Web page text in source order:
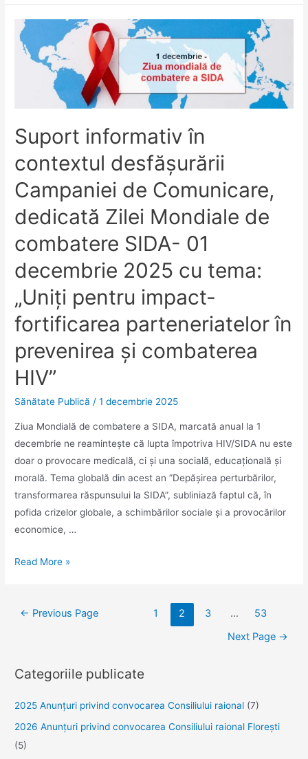
Suport informativ în
contextul desfășurării
Campaniei de Comunicare,
dedicată Zilei Mondiale de
combatere SIDA- 01
decembrie 2025 cu tema:
„Uniți pentru impact-
fortificarea parteneriatelor în
prevenirea și combaterea
HIV”
Sănătate Publică /1 decembrie 2025
Ziua Mondială de combatere a SIDA, marcată anual la 1
decembrie ne reamintește că lupta împotriva HIV/SIDA nu este
doar o provocare medicală, ci și una socială, educațională și
morală. Tema globală din acest an ”Depășirea perturbărilor,
transformarea răspunsului la SIDA”, subliniază faptul că, în
pofida crizelor globale, a schimbărilor sociale și a provocărilor
economice, …
Suport
contextul
Comunicare,
Mondiale
de
Read More »
Navigare
← Previous Page 1 2 3 …
53
Next Page →
Categoriile publicate
2025 Anunţuri privind convocarea Consiliului raional (7)
2026 Anunțuri privind convocarea Consiliului raional Florești
(5)